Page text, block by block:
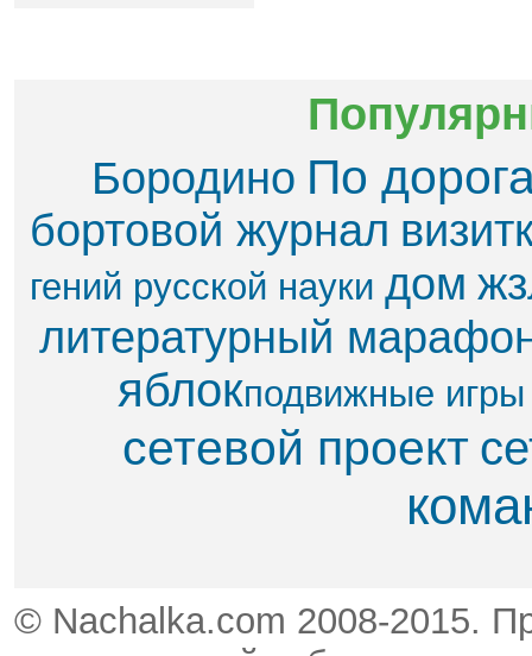
Бородино По
бортовой журнал
гений русской науки дом
литературный
яблок​подвижные игры
сетевой проект
© Nachalka.com 2008-2015.